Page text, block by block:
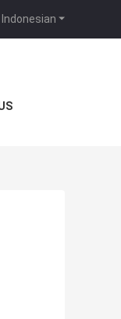
Indonesian